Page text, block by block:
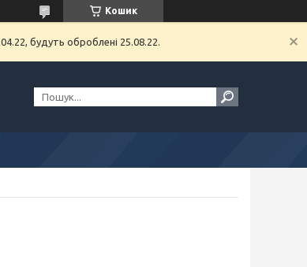
Кошик
будуть оброблені 25.08.22.